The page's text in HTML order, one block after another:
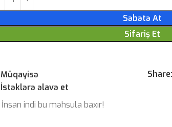
Səbətə At
Sifariş Et
Müqayisə
İstəklərə əlavə et
İnsan indi bu məhsula baxır!